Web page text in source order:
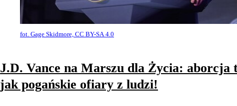
fot. Gage Skidmore, CC BY-SA 4.0
J.D. Vance na Marszu dla Życia: aborcja
jak pogańskie ofiary z ludzi!